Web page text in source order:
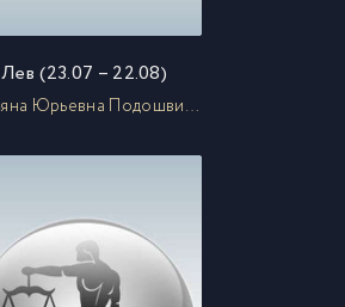
Лев (23.07 – 22.08)
Татьяна Юрьевна Подошвина